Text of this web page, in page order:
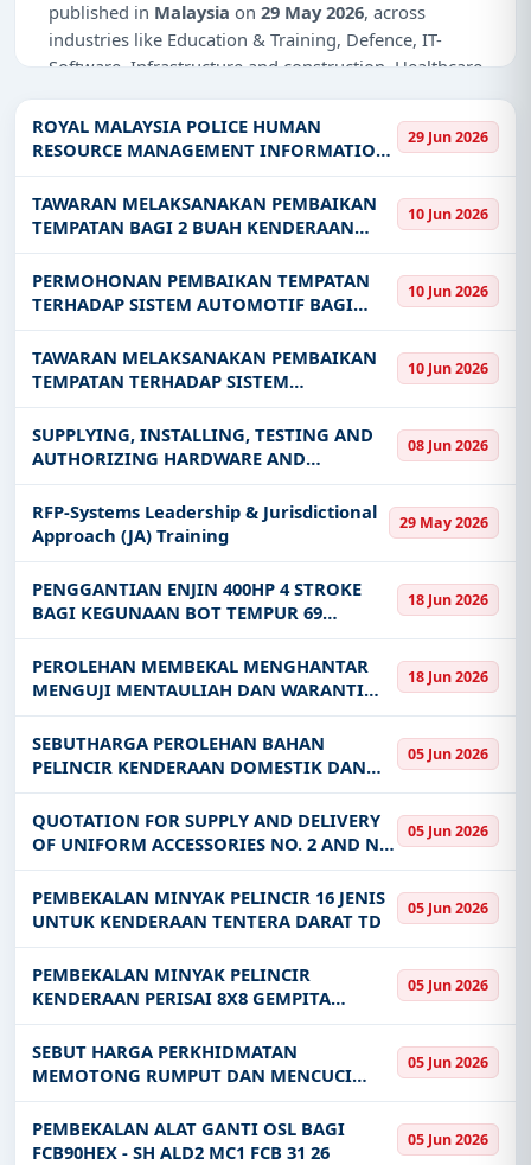
published in Malaysia on 29 May 2026, across
industries like Education & Training, Defence, IT-
Software, Infrastructure and construction, Healthcare
Why Choose Tender Impulse for
Access a curated list oftender notices
from
official sources, including ministries, PSUs, and
local procurement authorities.
Daily updates ofworld tenders covering Malaysia
Tailored listings for sectors like Education &
Training, Defence, IT-Software, Infrastructure and
construction, Healthcare & Medical, Night Vision
Devices, including projects inEPC,defence, and
infrastructure.
keywords, CPV codes, or authority name.
With a simplefree live demo, gain access to tender
details, bidding documents, authority contacts, and
real-time updates from Malaysia.
ROYAL MALAYSIA POLICE HUMAN
RESOURCE MANAGEMENT INFORMATION
SYSTEM (HRMIS) 2.0 EQUIPMENT,
SOFTWARE AND APPLICATION
MAINTENANCE SERVICES
29 Jun 2026
TAWARAN MELAKSANAKAN PEMBAIKAN
TEMPATAN BAGI 2 BUAH KENDERAAN
PERISAI MIFV NO DAFTAR ZA 9972 ZB 3925
PASUKAN 64 WKSP MEK
10 Jun 2026
PERMOHONAN PEMBAIKAN TEMPATAN
TERHADAP SISTEM AUTOMOTIF BAGI
SEBUAH KERETA PERISAI ACV 300 ADNAN
NO DAFTAR ZC 2056 PASUKAN 35 WKSP
ARMOR
10 Jun 2026
TAWARAN MELAKSANAKAN PEMBAIKAN
TEMPATAN TERHADAP SISTEM
PERSENJATAAN KERETA KEBAL PT-91M NO
DAFTAR ZC 408 PASUKAN 35 WKSP ARMOR
10 Jun 2026
SUPPLYING, INSTALLING, TESTING AND
AUTHORIZING HARDWARE AND
SOFTWARE FOR SERVER CONSOLIDATION
INFRASTRUCTURE IMPROVEMENT IN
SECRETARY'S OFFICE DATA CENTER AND
DRC CENTER PENANG
08 Jun 2026
RFP-Systems Leadership & Jurisdictional
Approach (JA) Training
29 May 2026
PENGGANTIAN ENJIN 400HP 4 STROKE
BAGI KEGUNAAN BOT TEMPUR 69
KOMANDO DAN UNIT TINDAKHAS
18 Jun 2026
PEROLEHAN MEMBEKAL MENGHANTAR
MENGUJI MENTAULIAH DAN WARANTI
BAGI DUA 2 UNIT KENDERAAN FLOOD
RESPONSE VEHICLE UNTUK KEGUNAAN
PASUKAN MENCARI DAN MENYELAMAT
18 Jun 2026
SEBUTHARGA PEROLEHAN BAHAN
PELINCIR KENDERAAN DOMESTIK DAN
KHAS BAGI TAHUN 2026 UNTUK
KEGUNAAN PANGKALAN UDARA
BUTTERWORTH
05 Jun 2026
QUOTATION FOR SUPPLY AND DELIVERY
OF UNIFORM ACCESSORIES NO. 2 AND NO.
4 FOR OFFICERS AND TRAINERS AT THE
MALAYSIAN FIRE AND RESCUE ACADEMY
CENTRAL REGION AND THE MALAYSIAN
05 Jun 2026
PEMBEKALAN MINYAK PELINCIR 16 JENIS
UNTUK KENDERAAN TENTERA DARAT TD
05 Jun 2026
PEMBEKALAN MINYAK PELINCIR
KENDERAAN PERISAI 8X8 GEMPITA
UNTUK PASUKAN TENTERA DARAT TD
05 Jun 2026
SEBUT HARGA PERKHIDMATAN
MEMOTONG RUMPUT DAN MENCUCI
LONGKANG DI REJIMEN KE-31 ARTILERI
DIRAJA 31 RAD KEM TUN IBRAHIM
KAJANG SELANGOR
05 Jun 2026
PEMBEKALAN ALAT GANTI OSL BAGI
FCB90HEX - SH ALD2 MC1 FCB 31 26
05 Jun 2026